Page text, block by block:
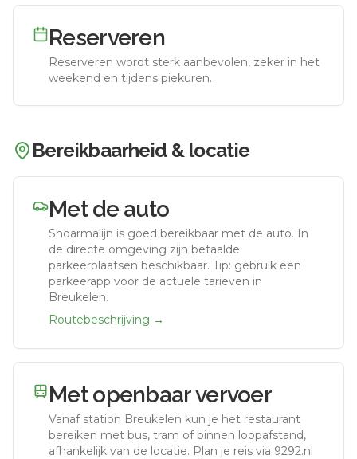
Reserveren
Reserveren wordt sterk aanbevolen, zeker in het
weekend en tijdens piekuren.
Bereikbaarheid & locatie
Met de auto
Shoarmalijn is goed bereikbaar met de auto. In
de directe omgeving zijn betaalde
parkeerplaatsen beschikbaar. Tip: gebruik een
parkeerapp voor de actuele tarieven in
Breukelen.
Routebeschrijving →
Met openbaar vervoer
Vanaf station Breukelen kun je het restaurant
bereiken met bus, tram of binnen loopafstand,
afhankelijk van de locatie. Plan je reis via 9292.nl